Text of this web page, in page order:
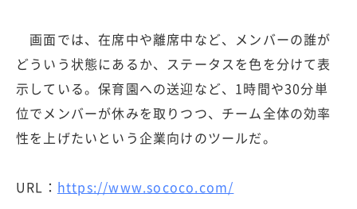
画面では、在席中や離席中など、メンバーの誰が
どういう状態にあるか、ステータスを色を分けて表
示している。保育園への送迎など、1時間や30分単
位でメンバーが休みを取りつつ、チーム全体の効率
性を上げたいという企業向けのツールだ。
URL： https://www.sococo.com/